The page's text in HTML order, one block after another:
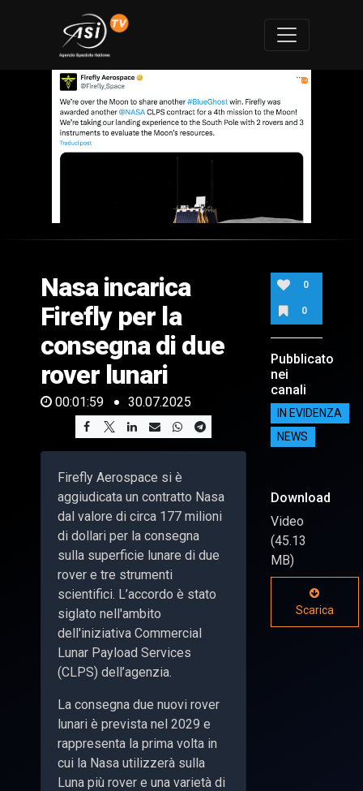
of
59
seconds
Nasa incarica
Firefly per la
consegna di due
rover lunari
00:01:59 30.07.2025
Firefly Aerospace si è
aggiudicata un contratto Nasa
dal valore di circa 177 milioni
di dollari per la consegna
sulla superficie lunare di due
rover e tre strumenti
scientifici. L’accordo è stato
siglato nell'ambito
dell'iniziativa Commercial
Lunar Payload Services
(CLPS) dell’agenzia.
La consegna due nuovi rover
lunari è prevista nel 2029 e
rappresenta la prima volta in
cui la Nasa utilizzerà sulla
Luna più rover e una varietà di
0
0
Pubblicato
nei
canali
IN EVIDENZA
NEWS
Download
Video
(45.13
MB)
Scarica